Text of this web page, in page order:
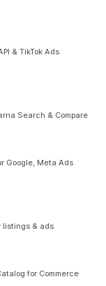
& TikTok Ads
Search & Compare
Google, Meta Ads
listings & ads
for Commerce